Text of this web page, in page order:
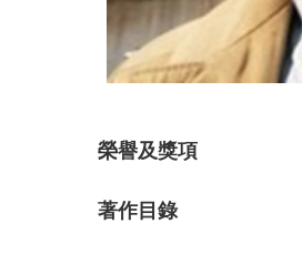
榮譽及獎項
著作目錄